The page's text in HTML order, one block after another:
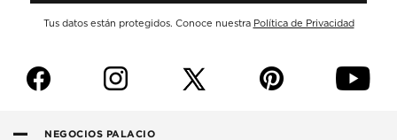
Tus datos están protegidos. Conoce nuestra Política de Privacidad
f i p y
NEGOCIOS PALACIO